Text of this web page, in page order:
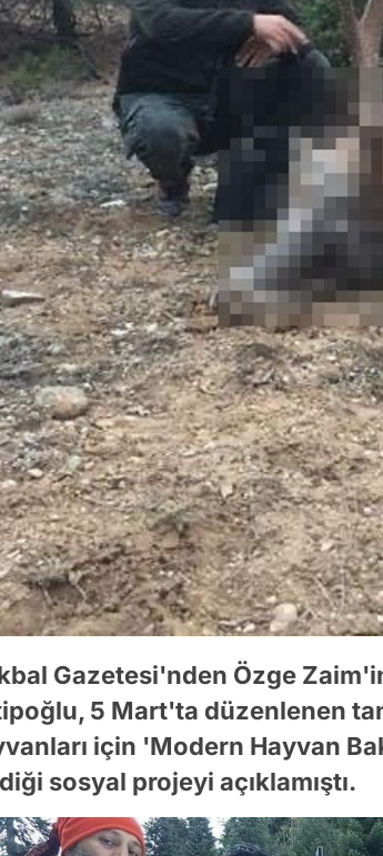
Gazetesi'nden Özge
5 Mart'ta düzenlenen
için 'Modern Hayvan
sosyal projeyi açıklamıştı.